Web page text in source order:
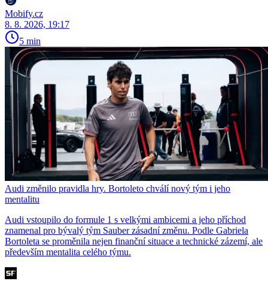
Mobify.cz
8. 8. 2026, 19:17
5 min
Audi změnilo pravidla hry. Bortoleto chválí nový tým i jeho
mentalitu
Audi vstoupilo do formule 1 s velkými ambicemi a jeho příchod
znamenal pro bývalý tým Sauber zásadní změnu. Podle Gabriela
Bortoleta se proměnila nejen finanční situace a technické zázemí, ale
především mentalita celého týmu.